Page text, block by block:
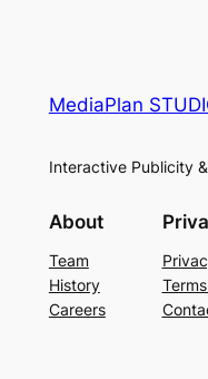
MediaPlan
Interactive Publicity
About
Team
History
Careers